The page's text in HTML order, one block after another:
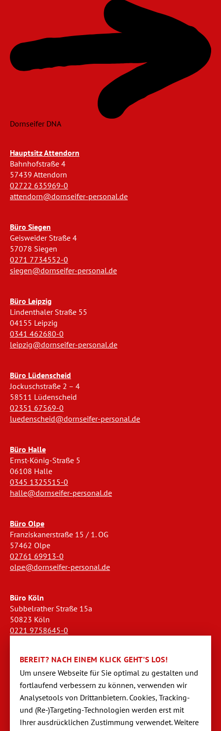
Dornseifer DNA
Hauptsitz Attendorn
Bahnhofstraße 4
57439 Attendorn
02722 635969-0
attendorn@dornseifer-personal.de
Büro Siegen
Geisweider Straße 4
57078 Siegen
0271 7734552-0
siegen@dornseifer-personal.de
Büro Leipzig
Lindenthaler Straße 55
04155 Leipzig
0341 462680-0
leipzig@dornseifer-personal.de
Büro Lüdenscheid
Jockuschstraße 2 – 4
58511 Lüdenscheid
02351 67569-0
luedenscheid@dornseifer-personal.de
Büro Halle
Ernst-König-Straße 5
06108 Halle
0345 1325515-0
halle@dornseifer-personal.de
Büro Olpe
Franziskanerstraße 15 / 1. OG
57462 Olpe
02761 69913-0
olpe@dornseifer-personal.de
Büro Köln
Subbelrather Straße 15a
50823 Köln
0221 9758645-0
Büro Stendal
Westwall 18
39576 Stendal
03931 520944-0
stendal@dornseifer-personal.de
BEREIT? NACH EINEM KLICK GEHT’S LOS!
Um unsere Webseite für Sie optimal zu gestalten und
fortlaufend verbessern zu können, verwen­den wir
Analysetools von Dritt­anbietern. Cookies, Tracking-
und (Re-)Targeting-Techno­logien werden erst mit
Ihrer ausdrücklichen Zustimmung verwendet. Weitere